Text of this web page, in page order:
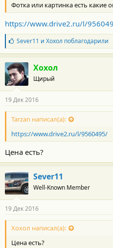
Фотка или картинка есть какие
https://www.drive2.ru/l/
Б
л
а
г
о
д
а
н
о
с
и
:
Sever11 и Хохол поблагодарили
Хохол
Щирый
19 Дек 2016
Tarzan написал(а):
https://www.drive2.ru/l/9560495/
Цена есть?
Sever11
Well-Known Member
19 Дек 2016
Хохол написал(а):
Цена есть?